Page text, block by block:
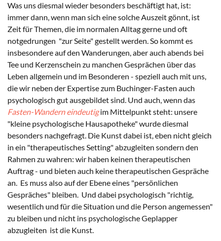
Was uns diesmal wieder besonders beschäftigt hat, ist:
immer dann, wenn man sich eine solche Auszeit gönnt, ist
Zeit für Themen, die im normalen Alltag gerne und oft
notgedrungen "zur Seite" gestellt werden. So kommt es
insbesondere auf den Wanderungen, aber auch abends bei
Tee und Kerzenschein zu manchen Gesprächen über das
Leben allgemein und im Besonderen - speziell auch mit uns,
die wir neben der Expertise zum Buchinger-Fasten auch
psychologisch gut ausgebildet sind. Und auch, wenn das
Fasten-Wandern eindeutigim Mittelpunkt steht: unsere
"kleine psychologische Hausapotheke" wurde diesmal
besonders nachgefragt. Die Kunst dabei ist, eben nicht gleich
in ein "therapeutisches Setting" abzugleiten sondern den
Rahmen zu wahren: wir haben keinen therapeutischen
Auftrag - und bieten auch keine therapeutischen Gespräche
an. Es muss also auf der Ebene eines "persönlichen
Gespräches" bleiben. Und dabei psychologisch "richtig,
wesentlich und für die Situation und die Person angemessen"
zu bleiben und nicht ins psychologische Geplapper
abzugleiten ist die Kunst.